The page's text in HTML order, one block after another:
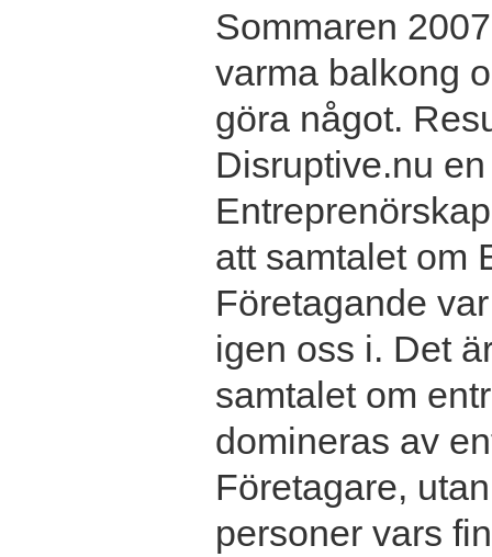
Sommaren
varma balkong
göra något.
Disruptive.nu
att samtalet om
Företagande
igen oss i. Det
samtalet om
domineras av
Företagare,
personer vars